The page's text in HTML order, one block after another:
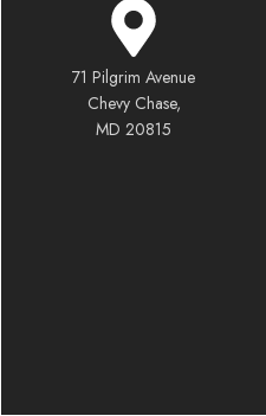
71 Pilgrim Avenue
Chevy Chase,
MD 20815